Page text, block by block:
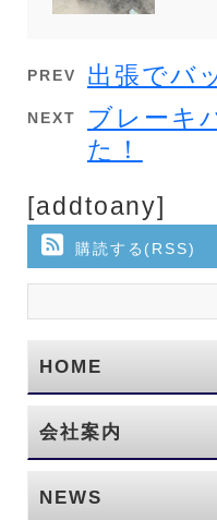
PREV 出張でバ
NEXT
ブレーキ
た！
[addtoany]
購読する(RSS)
HOME
会社案内
NEWS